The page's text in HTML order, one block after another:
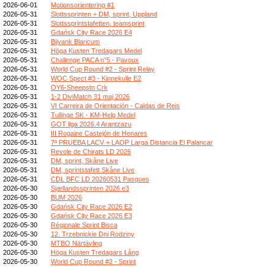
2026-06-01
Motionsorientering #1
2026-05-31
Slottssprinten + DM, sprint, Uppland
2026-05-31
Slottssprintstafetten, teamsprint
2026-05-31
Gdańsk City Race 2026 E4
2026-05-31
Bijvank Blaricum
2026-05-31
Höga Kusten Tredagars Medel
2026-05-31
Challenge PACA n°5 - Pavoux
2026-05-31
World Cup Round #2 - Sprint Relay
2026-05-31
WOC Spect #3 - Kinnekulle E2
2026-05-31
OY6-Sheepstn Crk
2026-05-31
1-2 DiviMatch 31 maj 2026
2026-05-31
VI Carreira de Orientación - Caldas de Reis
2026-05-31
Tullinge SK - KM-Helg Medel
2026-05-31
GOT liga 2026.4 Arantzazu
2026-05-31
III Rogaine Castejón de Henares
2026-05-31
7ª PRUEBA LACV + LAOP Larga Distancia El Palancar
2026-05-31
Revole de Chirats LD 2026
2026-05-31
DM, sprint, Skåne Live
2026-05-31
DM, sprintstafett Skåne Live
2026-05-31
CDL BFC LD 20260531 Pasques
2026-05-30
Sjællandssprinten 2026 e3
2026-05-30
BUM 2026
2026-05-30
Gdańsk City Race 2026 E2
2026-05-30
Gdańsk City Race 2026 E3
2026-05-30
Régionale Sprint Bisca
2026-05-30
12. Trzebnickie Dni Rodziny
2026-05-30
MTBO Närtävling
2026-05-30
Höga Kusten Tredagars Lång
2026-05-30
World Cup Round #2 - Sprint